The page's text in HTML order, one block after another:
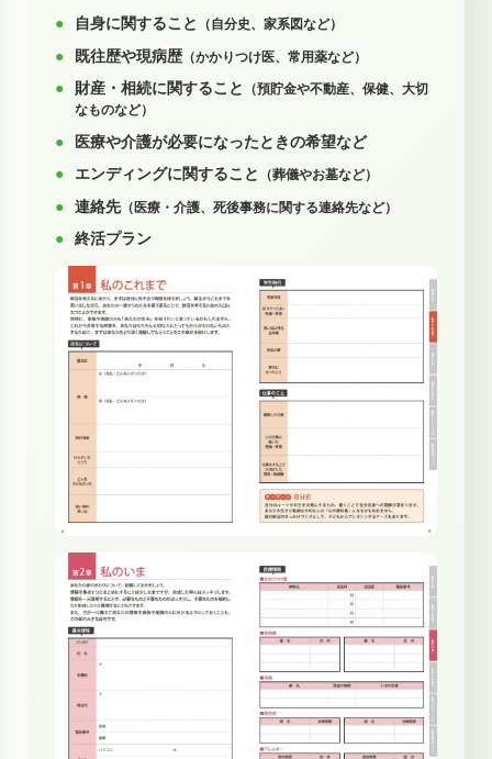
自身に関すること （自分史、家系図など）
既往歴や現病歴 （かかりつけ医、常用薬など）
財産・相続に関すること
（預貯金や不動産、保健、大切
なものなど）
医療や介護が必要になったときの希望など
エンディングに関すること
（葬儀やお墓など）
連絡先（医療・介護、死後事務に関する連絡先など）
終活プラン